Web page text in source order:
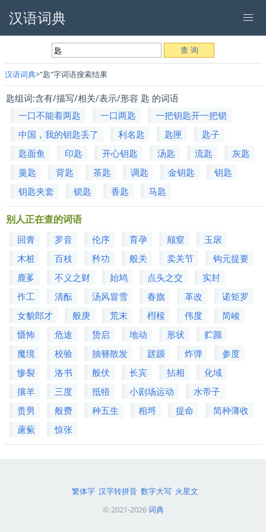
汉语词典
汉语词典 "匙"字词语搜索结果
匙组词:含有/描写/相关/表示/形容 匙 的词语
一口不能着两匙
一口两匙
一把钥匙开一把锁
中国，我的钥匙丢了
利名匙 匙匣
匙子
匙面鱼
印匙 开心钥匙 汤匙 流匙
灰匙
羹匙
背匙 茶匙 调匙 金钥匙
钥匙
钥匙夹套
锁匙 香匙 马匙
别人正在查的词语
回青 罗音 伦序 育孕 颠窒
玉扆
木桩
百枝 矜功 般关 卖关节
钩元提要
鹿茤
不义之财 始鸠 点头之交
实封
作工
清酝 汤风冒雪 春旗 革改
诺矩罗
女貌郎才
般庚 荒末 槥椟 伟度
简峻
慑怖
危途 贽启 地动 形状
贮颜
魔境
校验 抽簪散发 蹉踬 炸弹
参度
惨裂
洛书 般伏 长宾 拈相
化域
攘羊
三度 抵牾 小剧场运动
水帝子
贵男
般费 种五生 相埒 提命
简种薄收
藘蕠
惊张
繁体字 汉字转拼音 数字大写 火星文
© 2021-2026词典